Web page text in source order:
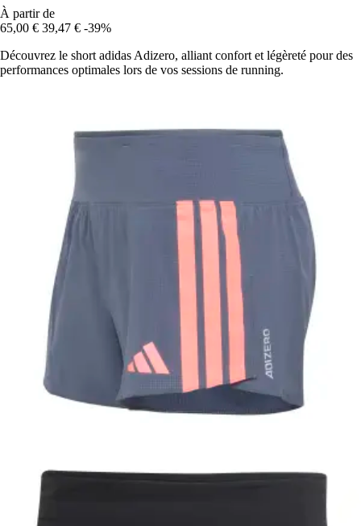
À partir de
65,00 € 39,47 € -39%
Découvrez le short adidas Adizero, alliant confort et légèreté pour des
performances optimales lors de vos sessions de running.